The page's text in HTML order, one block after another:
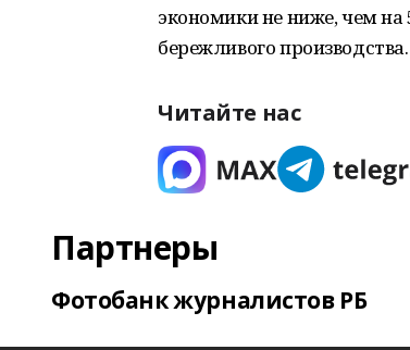
экономики не ниже, чем на
бережливого производства.
Читайте нас
Партнеры
Фотобанк журналистов РБ